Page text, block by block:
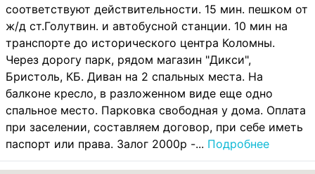
соответствуют действительности. 15 мин. пешком от
ж/д ст.Голутвин. и автобусной станции. 10 мин на
транспорте до исторического центра Коломны.
Через дорогу парк, рядом магазин "Дикси",
Бристоль, КБ. Диван на 2 спальных места. На
балконе кресло, в разложенном виде еще одно
спальное место. Парковка свободная у дома. Оплата
при заселении, составляем договор, при себе иметь
паспорт или права. Залог 2000р -... Подробнее